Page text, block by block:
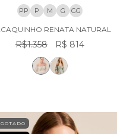
PP P M G GG
RENATA NATURAL
R$1.358 R$ 814